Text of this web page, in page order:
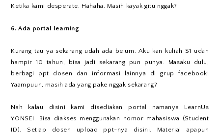
Ketika kami desperate. Hahaha. Masih kayak gitu nggak?
6. Ada portal learning
Kurang tau ya sekarang udah ada belum. Aku kan kuliah S1 udah
hampir 10 tahun, bisa jadi sekarang pun punya. Masaku dulu,
berbagi ppt dosen dan informasi lainnya di grup facebook!
Yaampuun, masih ada yang pake nggak sekarang?
Nah kalau disini kami disediakan portal namanya LearnUs
YONSEI. Bisa diakses menggunakan nomor mahasiswa (Student
ID). Setiap dosen upload ppt-nya disini. Material apapun